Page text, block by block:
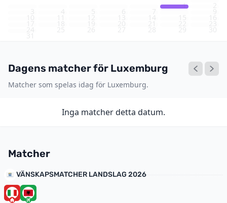
1
8
Dagens matcher för Luxemburg
Matcher som spelas idag för Luxemburg.
Inga matcher detta datum.
Matcher
VÄNSKAPSMATCHER LANDSLAG 2026